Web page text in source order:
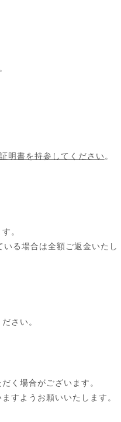
明書を持参してください 。
。
る場合は全額ご返金いたし
さい。
く場合がございます。
すようお願いいたします。